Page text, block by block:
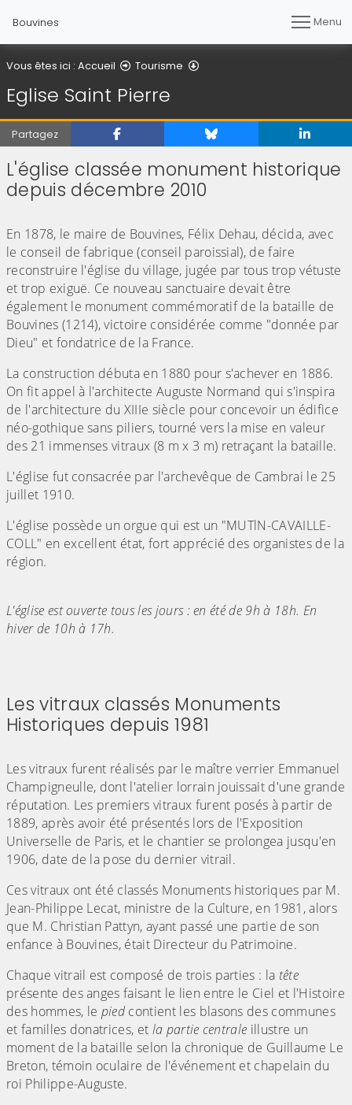
Bouvines Menu
Vous êtes ici : Accueil Tourisme
Eglise Saint Pierre
Partagez
L'église classée monument historique
depuis décembre 2010
En 1878, le maire de Bouvines, Félix Dehau, décida, avec
le conseil de fabrique (conseil paroissial), de faire
reconstruire l'église du village, jugée par tous trop vétuste
et trop exiguë. Ce nouveau sanctuaire devait être
également le monument commémoratif de la bataille de
Bouvines (1214), victoire considérée comme "donnée par
Dieu" et fondatrice de la France.
La construction débuta en 1880 pour s'achever en 1886.
On fit appel à l'architecte Auguste Normand qui s'inspira
de l'architecture du XIIIe siècle pour concevoir un édifice
néo-gothique sans piliers, tourné vers la mise en valeur
des 21 immenses vitraux (8 m x 3 m) retraçant la bataille.
L'église fut consacrée par l'archevêque de Cambrai le 25
juillet 1910.
L'église possède un orgue qui est un "MUTlN-CAVAILLE-
COLL" en excellent état, fort apprécié des organistes de la
région.
L'église est ouverte tous les jours : en été de 9h à 18h. En
hiver de 10h à 17h.
Les vitraux classés Monuments
Historiques depuis 1981
Les vitraux furent réalisés par le maître verrier Emmanuel
Champigneulle, dont l'atelier lorrain jouissait d'une grande
réputation. Les premiers vitraux furent posés à partir de
1889, après avoir été présentés lors de l'Exposition
Universelle de Paris, et le chantier se prolongea jusqu'en
1906, date de la pose du dernier vitrail.
Ces vitraux ont été classés Monuments historiques par M.
Jean-Philippe Lecat, ministre de la Culture, en 1981, alors
que M. Christian Pattyn, ayant passé une partie de son
enfance à Bouvines, était Directeur du Patrimoine.
Chaque vitrail est composé de trois parties : la tête
présente des anges faisant le lien entre le Ciel et l'Histoire
des hommes, le pied contient les blasons des communes
et familles donatrices, et la partie centrale illustre un
moment de la bataille selon la chronique de Guillaume Le
Breton, témoin oculaire de l'événement et chapelain du
roi Philippe-Auguste.